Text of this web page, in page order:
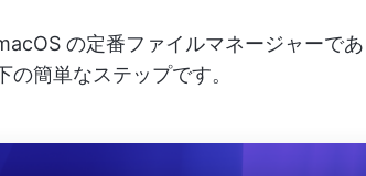
の定番ファイルマネージャーで
の簡単なステップです。